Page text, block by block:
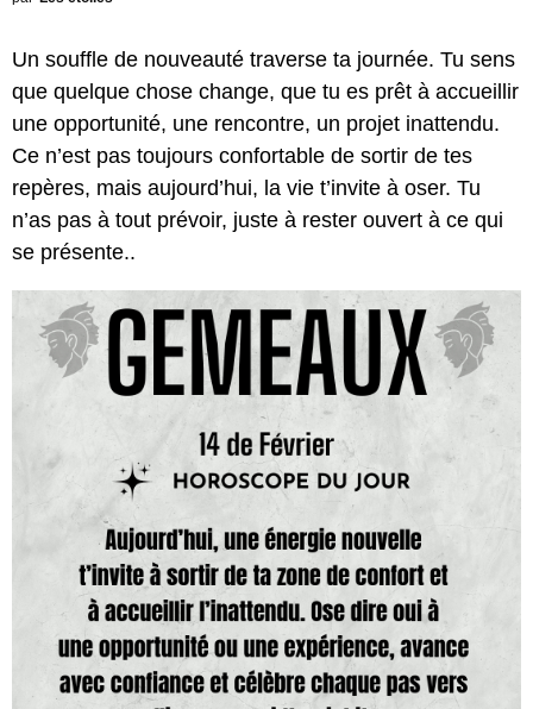
Un souffle de nouveauté traverse ta journée. Tu sens
que quelque chose change, que tu es prêt à accueillir
une opportunité, une rencontre, un projet inattendu.
Ce n’est pas toujours confortable de sortir de tes
repères, mais aujourd’hui, la vie t’invite à oser. Tu
n’as pas à tout prévoir, juste à rester ouvert à ce qui
se présente..